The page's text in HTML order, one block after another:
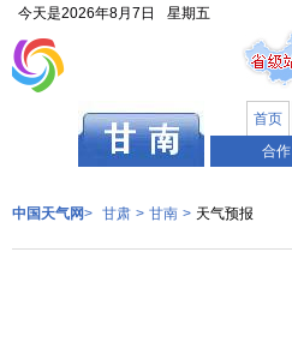
今天是2026年8月7日
星期五
首页
合作
中国天气网> 甘肃 > 甘南 > 天气预报